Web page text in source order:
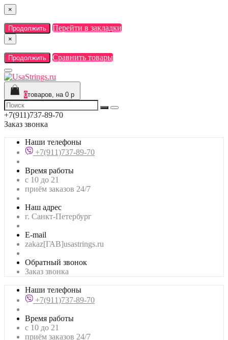
×
Продолжить Перейти в закладки
×
Продолжить Сравнить товары
0товаров, на 0 р
+7(911)737-89-70
Заказ звонка
Наши телефоны
+7(911)737-89-70
Время работы
с 10 до 21
приём заказов 24/7
Наш адрес
г. Санкт-Петербург
E-mail
zakaz[ГАВ]usastrings.ru
Обратный звонок
Заказ звонка
Наши телефоны
+7(911)737-89-70
Время работы
с 10 до 21
приём заказов 24/7